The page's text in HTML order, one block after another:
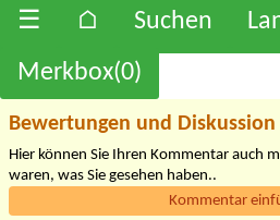
☰ ⌂ Suchen
Merkbox(0)
Bewertungen und Diskussion
Hier können Sie Ihren Kommentar auch
waren, was Sie gesehen haben..
Kommentar